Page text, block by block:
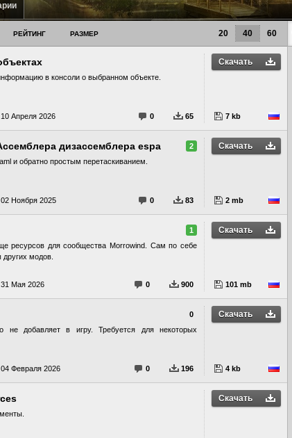
20 40 60
РЕЙТИНГ РАЗМЕР
Скачать
7 kb
в консоли о выбранном объекте.
65
0
10 Апреля 2026
Скачать
2 mb
2
дизассемблера espa
и обратно простым перетаскиванием.
83
0
02 Ноября 2025
Скачать
101 mb
1
ресурсов для сообщества Morrowind. Сам по себе
модов.
900
0
31 Мая 2026
Скачать
4 kb
0
не добавляет в игру. Требуется для некоторых
196
0
04 Февраля 2026
Скачать